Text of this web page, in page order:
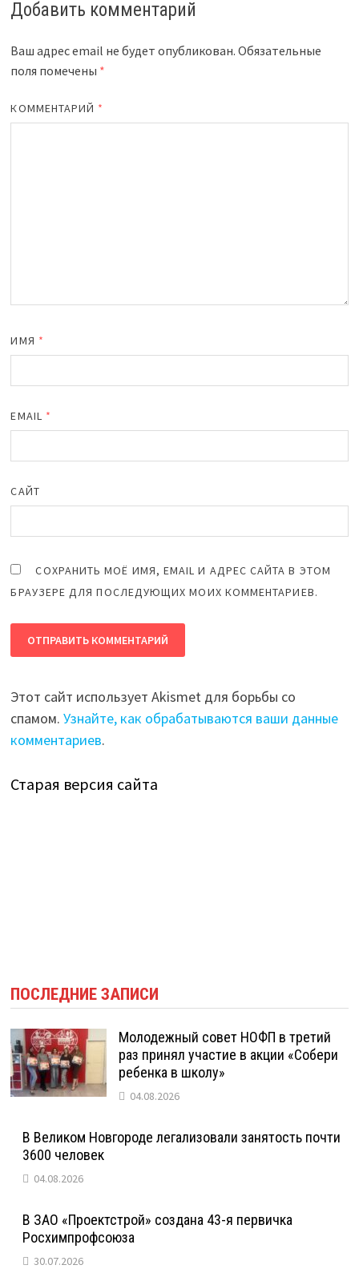
Добавить комментарий
Ваш адрес email не будет опубликован. Обязательные
поля помечены *
КОММЕНТАРИЙ *
ИМЯ *
EMAIL *
САЙТ
СОХРАНИТЬ МОЁ ИМЯ, EMAIL И АДРЕС САЙТА В ЭТОМ
БРАУЗЕРЕ ДЛЯ ПОСЛЕДУЮЩИХ МОИХ КОММЕНТАРИЕВ.
Этот сайт использует Akismet для борьбы со
спамом.Узнайте, как обрабатываются ваши данные
комментариев.
Старая версия сайта
ПОСЛЕДНИЕ ЗАПИСИ
Молодежный совет НОФП в третий
раз принял участие в акции «Собери
ребенка в школу»
04.08.2026
В Великом Новгороде легализовали занятость почти
3600 человек
04.08.2026
В ЗАО «Проектстрой» создана 43-я первичка
Росхимпрофсоюза
30.07.2026